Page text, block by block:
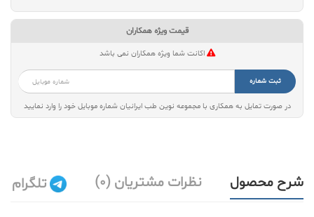
قیمت ویژه همکاران
اکانت شما ویژه همکاران نمی باشد
ثبت شماره
در صورت تمایل به همکاری با مجموعه نوین طب ایرانیان شماره موبایل خود را وارد نمایید
شرح محصول نظرات مشتریان (0) تلگرام